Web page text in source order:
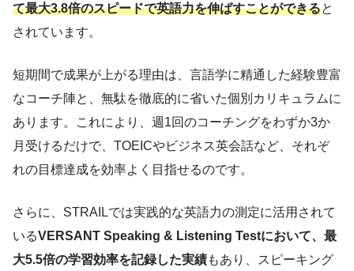
て最大3.8倍のスピードで英語力を伸ばすことができると
されています。
短期間で成果が上がる理由は、言語学に精通した経験豊富
なコーチ陣と、無駄を徹底的に省いた個別カリキュラムに
あります。これにより、週1回のコーチングをわずか3か
月受けるだけで、TOEICやビジネス英会話など、それぞ
れの目標達成を効率よく目指せるのです。
さらに、STRAILでは実践的な英語力の測定に活用されて
いるVERSANT Speaking & Listening Testにおいて、最
大5.5倍の学習効率を記録した実績もあり、スピーキング